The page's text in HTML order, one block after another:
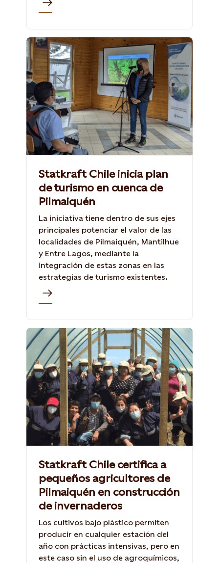
Statkraft Chile inicia plan
de turismo en cuenca de
Pilmaiquén
La iniciativa tiene dentro de sus ejes
principales potenciar el valor de las
localidades de Pilmaiquén, Mantilhue
y Entre Lagos, mediante la
integración de estas zonas en las
estrategias de turismo existentes.
Statkraft Chile certifica a
pequeños agricultores de
Pilmaiquén en construcción
de invernaderos
Los cultivos bajo plástico permiten
producir en cualquier estación del
año con prácticas intensivas, pero en
este caso sin el uso de agroquímicos,